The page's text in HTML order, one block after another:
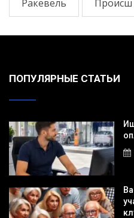
Ракевель Происш
ПОПУЛЯРНЫЕ СТАТЬИ